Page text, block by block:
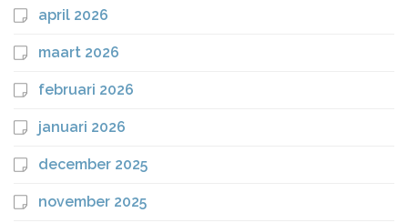
april 2026
maart 2026
februari 2026
januari 2026
december 2025
november 2025